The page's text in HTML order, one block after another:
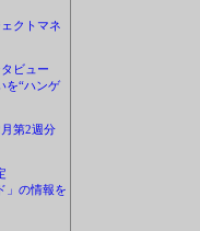
クトマネ
ビュー
を“ハンゲ
第2週分
」の情報を